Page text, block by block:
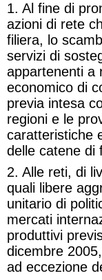
1. Al fine di
azioni di rete
filiera, lo
servizi di
appartenenti a
economico di
previa intesa
regioni e le
caratteristiche
delle catene di
2. Alle reti, di
quali libere
unitario di
mercati
produttivi
dicembre
ad eccezione